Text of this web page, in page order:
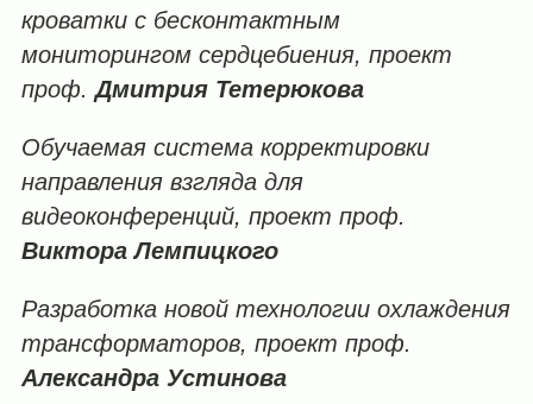
кроватки с бесконтактным
мониторингом сердцебиения, проект
проф.Дмитрия Тетерюкова
Обучаемая система корректировки
направления взгляда для
видеоконференций, проект проф.
Виктора Лемпицкого
Разработка новой технологии охлаждения
трансформаторов, проект проф.
Александра Устинова